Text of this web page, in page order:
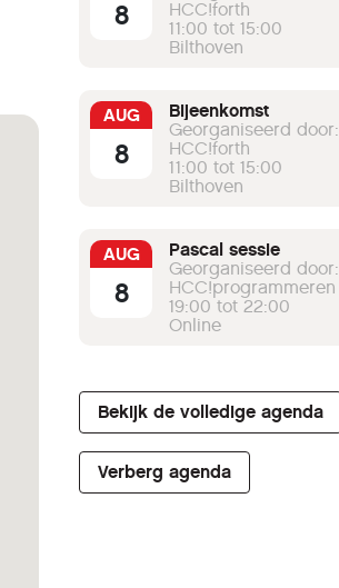
8
HCC!forth
11:00 tot 15:00
Bilthoven
AUG
8
Bijeenkomst
Georganiseerd door:
HCC!forth
11:00 tot 15:00
Bilthoven
AUG
8
Pascal sessie
Georganiseerd door:
HCC!programmeren
19:00 tot 22:00
Online
Bekijk de volledige agenda
Verberg agenda